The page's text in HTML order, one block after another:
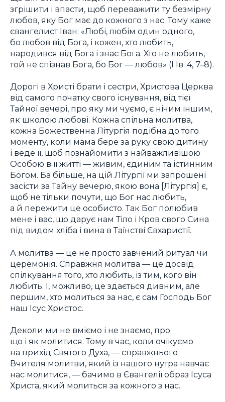
згрішити і впасти, щоб переважити ту безмірну
любов, яку Бог має до кожного з нас. Тому каже
євангелист Іван: «Любі, любім один одного,
бо любов від Бога, і кожен, хто любить,
народився від Бога і знає Бога. Хто не любить,
той не спізнав Бога, бо Бог — любов» (I Ів. 4, 7–8).
Дорогі в Христі брати і сестри, Христова Церква
від самого початку свого існування, від тієї
Тайної вечері, про яку ми чуємо, є нічим іншим,
як школою любові. Кожна спільна молитва,
кожна Божественна Літургія подібна до того
моменту, коли мама бере за руку свою дитину
і веде її, щоб познайомити з найважливішою
Особою в її житті — живим, єдиним та істинним
Богом. Ба більше, на цій Літургії ми запрошені
засісти за Тайну вечерю, якою вона [Літургія] є,
щоб не тільки почути, що Бог нас любить,
а й пережити це особисто. Так Бог полюбив
мене і вас, що дарує нам Тіло і Кров свого Сина
під видом хліба і вина в Таїнстві Євхаристії.
А молитва — це не просто завчений ритуал чи
церемонія. Справжня молитва — це досвід
спілкування того, хто любить, із тим, кого він
любить. І, можливо, це здається дивним, але
першим, хто молиться за нас, є сам Господь Бог
наш Ісус Христос.
Деколи ми не вміємо і не знаємо, про
що і як молитися. Тому в час, коли очікуємо
на прихід Святого Духа, — справжнього
Вчителя молитви, який із нашого нутра навчає
нас молитися, — бачимо в Євангелії образ Ісуса
Христа, який молиться за кожного з нас.